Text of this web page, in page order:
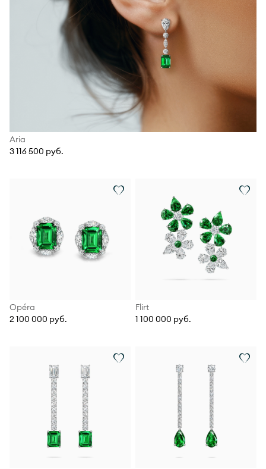
Aria
3 116 500 руб.
Opéra
2 100 000 руб.
Flirt
1 100 000 руб.